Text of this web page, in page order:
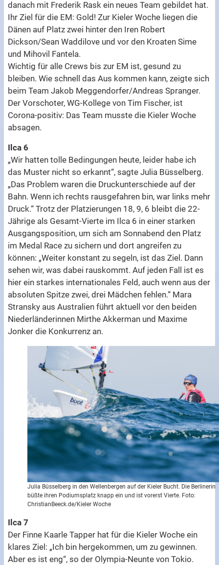
danach mit Frederik Rask ein neues Team gebildet hat.
Ihr Ziel für die EM: Gold! Zur Kieler Woche liegen die
Dänen auf Platz zwei hinter den Iren Robert
Dickson/Sean Waddilove und vor den Kroaten Sime
und Mihovil Fantela.
Wichtig für alle Crews bis zur EM ist, gesund zu
bleiben. Wie schnell das Aus kommen kann, zeigte sich
beim Team Jakob Meggendorfer/Andreas Spranger.
Der Vorschoter, WG-Kollege von Tim Fischer, ist
Corona-positiv: Das Team musste die Kieler Woche
absagen.
Ilca 6
„Wir hatten tolle Bedingungen heute, leider habe ich
das Muster nicht so erkannt“, sagte Julia Büsselberg.
„Das Problem waren die Druckunterschiede auf der
Bahn. Wenn ich rechts rausgefahren bin, war links mehr
Druck.“ Trotz der Platzierungen 18, 9, 6 bleibt die 22-
Jährige als Gesamt-Vierte im Ilca 6 in einer starken
Ausgangsposition, um sich am Sonnabend den Platz
im Medal Race zu sichern und dort angreifen zu
können: „Weiter konstant zu segeln, ist das Ziel. Dann
sehen wir, was dabei rauskommt. Auf jeden Fall ist es
hier ein starkes internationales Feld, auch wenn aus der
absoluten Spitze zwei, drei Mädchen fehlen.“ Mara
Stransky aus Australien führt aktuell vor den beiden
Niederländerinnen Mirthe Akkerman und Maxime
Jonker die Konkurrenz an.
Julia Büsselberg in den Wellenbergen auf der Kieler Bucht. Die Berlinerin
büßte ihren Podiumsplatz knapp ein und ist vorerst Vierte. Foto:
ChristianBeeck.de/Kieler Woche
Ilca 7
Der Finne Kaarle Tapper hat für die Kieler Woche ein
klares Ziel: „Ich bin hergekommen, um zu gewinnen.
Aber es ist eng“, so der Olympia-Neunte von Tokio.